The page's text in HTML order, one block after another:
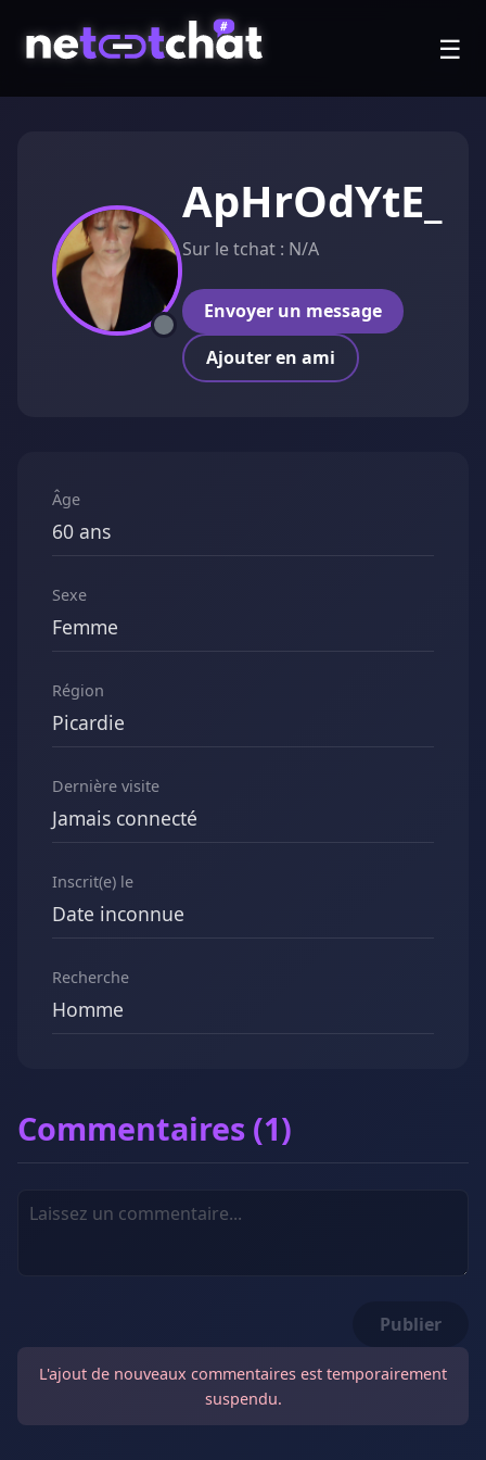
☰
ApHrOdYtE_
Sur le tchat : N/A
Envoyer un message
Ajouter en ami
Âge
60 ans
Sexe
Femme
Région
Picardie
Dernière visite
Jamais connecté
Inscrit(e) le
Date inconnue
Recherche
Homme
Commentaires (1)
Publier
L'ajout de nouveaux commentaires est temporairement
suspendu.